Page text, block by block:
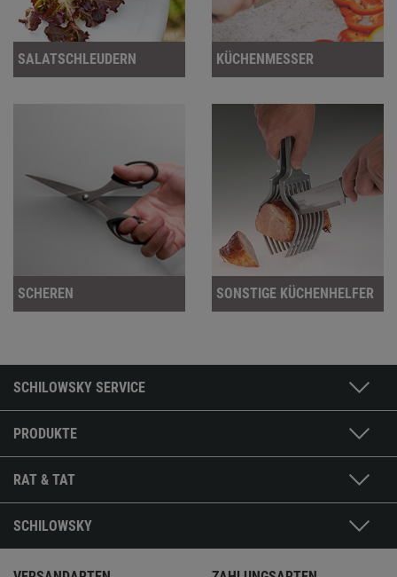
SALATSCHLEUDERN KÜCHENMESSER
SCHEREN SONSTIGE KÜCHENHELFER
SCHILOWSKY SERVICE
PRODUKTE
RAT & TAT
SCHILOWSKY